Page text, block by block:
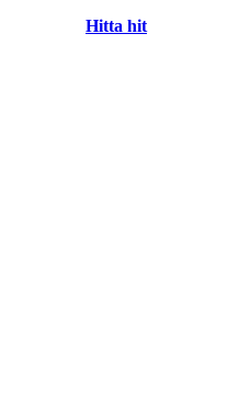
Hitta hit